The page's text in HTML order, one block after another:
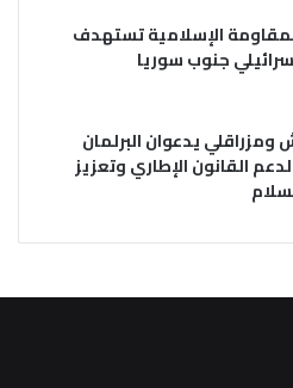
الإسلامية تستهدف
جنوب سوريا
ومزراقلي يدعوان البرلمان
القانون الإطاري وتعزيز